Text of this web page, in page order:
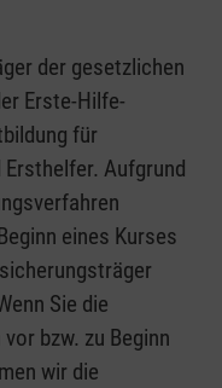
der gesetzlichen
Erste-Hilfe-
für
Aufgrund
eines Kurses
Sie die
bzw. zu Beginn
wir die